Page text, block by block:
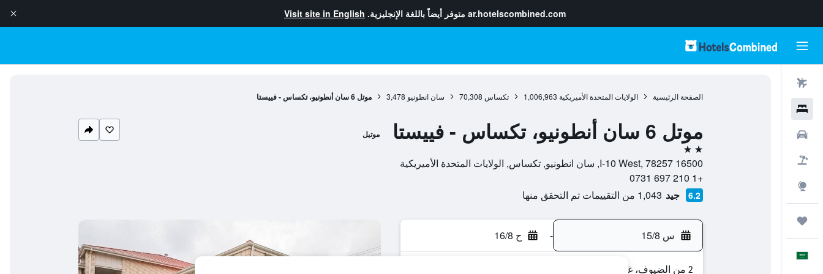
ar.hotelscombined.com متوفر أيضاً باللغة الإنجليزية. Visit site in English
الصفحة الرئيسية الولايات المتحدة الأميريكية 1,006,963 تكساس 70,308 سان انطونيو 3,478 موتل 6 سان أنطونيو، تكساس - فييستا
موتل 6 سان أنطونيو، تكساس - فييستا موتيل
2 نجمتين
16500 I-10 West, 78257, سان انطونيو, تكساس, الولايات المتحدة الأميريكية
+1 210 697 0731
6.2 جيد 1,043 من التقييمات تم التحقق منها
س 15/8 - ح 16/8
2 من الضيوف، غرفة واحدة